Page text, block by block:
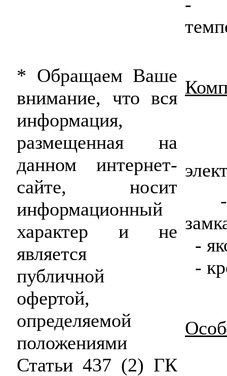
* Обращаем Ваше
внимание, что вся
информация,
размещенная на
данном интернет-
сайте, носит
информационный
характер и не
является
публичной
офертой,
определяемой
положениями
Статьи 437 (2) ГК
-
-
-